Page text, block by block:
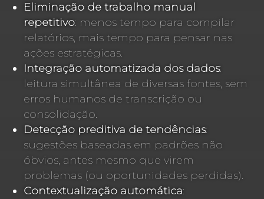
Eliminação de trabalho manual
repetitivo: menos tempo para compilar
relatórios, mais tempo para pensar nas
ações estratégicas.
Integração automatizada dos dados:
leitura simultânea de diversas fontes, sem
erros humanos de transcrição ou
consolidação.
Detecção preditiva de tendências:
sugestões baseadas em padrões não
óbvios, antes mesmo que virem
problemas (ou oportunidades perdidas).
Contextualização automática: